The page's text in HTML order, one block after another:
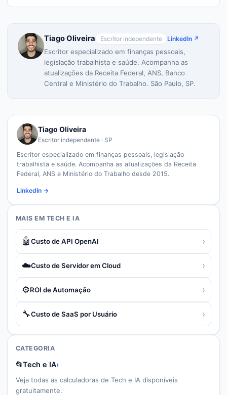
Tiago Oliveira Escritor independente LinkedIn ↗
Escritor especializado em finanças pessoais,
legislação trabalhista e saúde. Acompanha as
atualizações da Receita Federal, ANS, Banco
Central e Ministério do Trabalho. São Paulo, SP.
Tiago Oliveira
Escritor independente · SP
Escritor especializado em finanças pessoais, legislação
trabalhista e saúde. Acompanha as atualizações da Receita
Federal, ANS e Ministério do Trabalho desde 2015.
LinkedIn →
MAIS EM TECH E IA
🤖Custo de API OpenAI ›
☁️Custo de Servidor em Cloud ›
⚙️ROI de Automação ›
🔧Custo de SaaS por Usuário ›
CATEGORIA
📂Tech e IA›
Veja todas as calculadoras de Tech e IA disponíveis
gratuitamente.